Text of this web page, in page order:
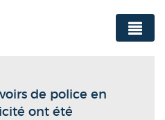
de police en
ont été